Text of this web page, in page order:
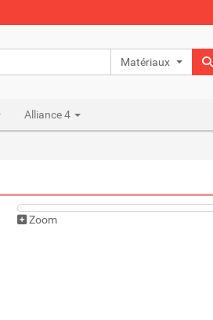
Matériaux naturels
Alliance 4
Zoom